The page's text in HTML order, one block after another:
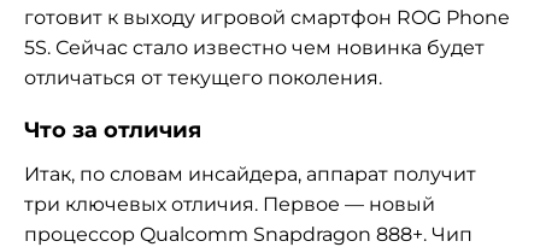
готовит к выходу игровой смартфон ROG Phone
5S. Сейчас стало известно чем новинка будет
отличаться от текущего поколения.
Что за отличия
Итак, по словам инсайдера, аппарат получит
три ключевых отличия. Первое — новый
процессор Qualcomm Snapdragon 888+. Чип